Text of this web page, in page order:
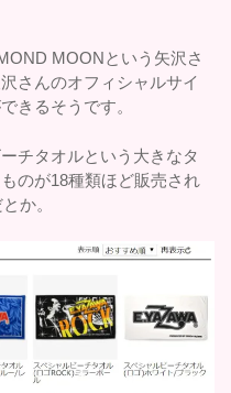
MOONという矢沢さ
さんのオフィシャルサイ
きるそうです。
チタオルという大きなタ
のが18種類ほど販売され
か。